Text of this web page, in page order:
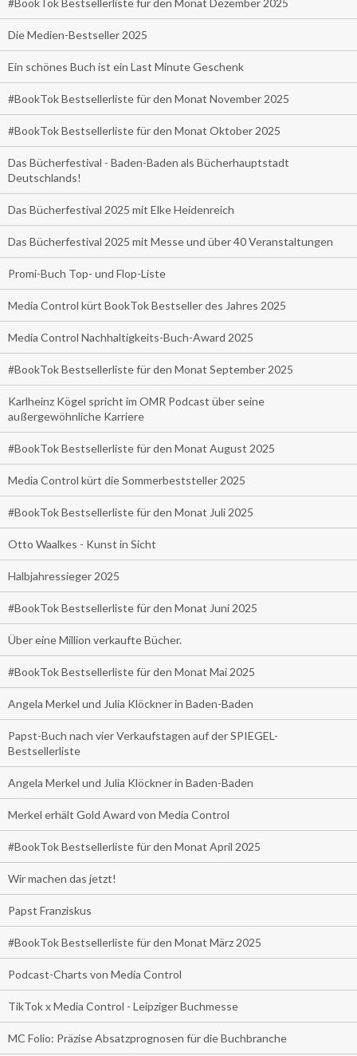
#BookTok Bestsellerliste für den Monat Dezember 2025
Die Medien-Bestseller 2025
Ein schönes Buch ist ein Last Minute Geschenk
#BookTok Bestsellerliste für den Monat November 2025
#BookTok Bestsellerliste für den Monat Oktober 2025
Das Bücherfestival - Baden-Baden als Bücherhauptstadt
Deutschlands!
Das Bücherfestival 2025 mit Elke Heidenreich
Das Bücherfestival 2025 mit Messe und über 40 Veranstaltungen
Promi-Buch Top- und Flop-Liste
Media Control kürt BookTok Bestseller des Jahres 2025
Media Control Nachhaltigkeits-Buch-Award 2025
#BookTok Bestsellerliste für den Monat September 2025
Karlheinz Kögel spricht im OMR Podcast über seine
außergewöhnliche Karriere
#BookTok Bestsellerliste für den Monat August 2025
Media Control kürt die Sommerbeststeller 2025
#BookTok Bestsellerliste für den Monat Juli 2025
Otto Waalkes - Kunst in Sicht
Halbjahressieger 2025
#BookTok Bestsellerliste für den Monat Juni 2025
Über eine Million verkaufte Bücher.
#BookTok Bestsellerliste für den Monat Mai 2025
Angela Merkel und Julia Klöckner in Baden-Baden
Papst-Buch nach vier Verkaufstagen auf der SPIEGEL-
Bestsellerliste
Angela Merkel und Julia Klöckner in Baden-Baden
Merkel erhält Gold Award von Media Control
#BookTok Bestsellerliste für den Monat April 2025
Wir machen das jetzt!
Papst Franziskus
#BookTok Bestsellerliste für den Monat März 2025
Podcast-Charts von Media Control
TikTok x Media Control - Leipziger Buchmesse
MC Folio: Präzise Absatzprognosen für die Buchbranche